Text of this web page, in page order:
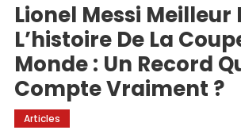
Lionel Messi Meilleur
L’histoire De La
Monde : Un Record
Compte Vraiment ?
Articles